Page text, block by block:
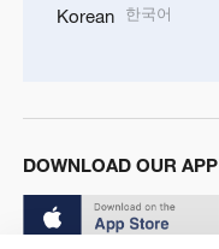
Korean 한국어
DOWNLOAD OUR APP